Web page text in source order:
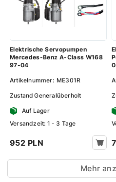
Elektrische Servopumpen
Mercedes-Benz A-Class W168
97-04
Artikelnummer: ME301R
Zustand Generalüberholt
Auf Lager
Versandzeit: 1 - 3 Tage
952 PLN
Mehr